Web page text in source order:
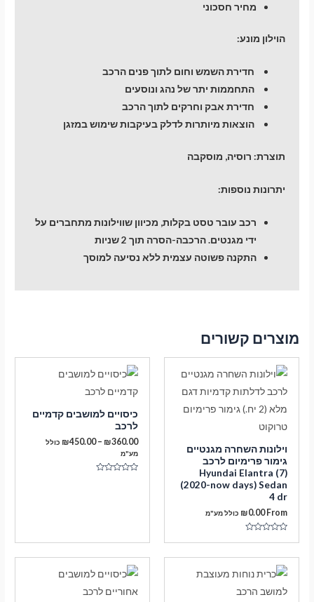
מחיר חסכוני
הוילון מונע:
חדירת השמש וחום לתוך פנים הרכב
התחממות יתר של נהג ונוסעים
חדירת אבק וחרקים לתוך הרכב
הוצאות מיותרות לדלק בעיקבות שימוש במזגן
תוצרת: רוסיה, מוסקבה
יתרונות נוספות:
רכב עובר טסט בקלות, מכיוון שווילונות מתחברים על
ידי מגנטים. הרכבה-הסרה תוך 2 שניות
התקנה פשוטה עצמית ללא נסיעה למוסך
מוצרים קשורים
וילונות השחרה מגנטיים
גימור פרימיום לרכב
Hyundai Elantra (7)
(2020-now days) Sedan
4 dr
From
₪0.00 כולל מע"מ
כיסויים למושבים קדמיים
לרכב
₪360.00
–
₪450.00
טווח
כולל
מע"מ